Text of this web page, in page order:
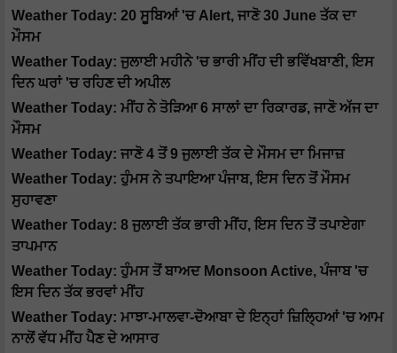
Weather Today: 20 ਸੂਬਿਆਂ 'ਚ Alert, ਜਾਣੋ 30 June ਤੱਕ ਦਾ
ਮੌਸਮ
Weather Today: ਜੁਲਾਈ ਮਹੀਨੇ 'ਚ ਭਾਰੀ ਮੀਂਹ ਦੀ ਭਵਿੱਖਬਾਣੀ, ਇਸ
ਦਿਨ ਘਰਾਂ 'ਚ ਰਹਿਣ ਦੀ ਅਪੀਲ
Weather Today: ਮੀਂਹ ਨੇ ਤੋੜਿਆ 6 ਸਾਲਾਂ ਦਾ ਰਿਕਾਰਡ, ਜਾਣੋ ਅੱਜ ਦਾ
ਮੌਸਮ
Weather Today: ਜਾਣੋ 4 ਤੋਂ 9 ਜੁਲਾਈ ਤੱਕ ਦੇ ਮੌਸਮ ਦਾ ਮਿਜਾਜ਼
Weather Today: ਹੁੰਮਸ ਨੇ ਤਪਾਇਆ ਪੰਜਾਬ, ਇਸ ਦਿਨ ਤੋਂ ਮੌਸਮ
ਸੁਹਾਵਣਾ
Weather Today: 8 ਜੁਲਾਈ ਤੱਕ ਭਾਰੀ ਮੀਂਹ, ਇਸ ਦਿਨ ਤੋਂ ਤਪਾਏਗਾ
ਤਾਪਮਾਨ
Weather Today: ਹੁੰਮਸ ਤੋਂ ਬਾਅਦ Monsoon Active, ਪੰਜਾਬ 'ਚ
ਇਸ ਦਿਨ ਤੱਕ ਭਰਵਾਂ ਮੀਂਹ
Weather Today: ਮਾਝਾ-ਮਾਲਵਾ-ਦੋਆਬਾ ਦੇ ਇਨ੍ਹਾਂ ਜ਼ਿਲ੍ਹਿਆਂ 'ਚ ਆਮ
ਨਾਲੋਂ ਵੱਧ ਮੀਂਹ ਪੈਣ ਦੇ ਆਸਾਰ